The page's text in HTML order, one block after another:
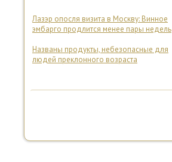
Лазэр опосля визита в Москву: Винное
эмбарго продлится менее пары недель
Названы продукты, небезопасные для
людей преклонного возраста